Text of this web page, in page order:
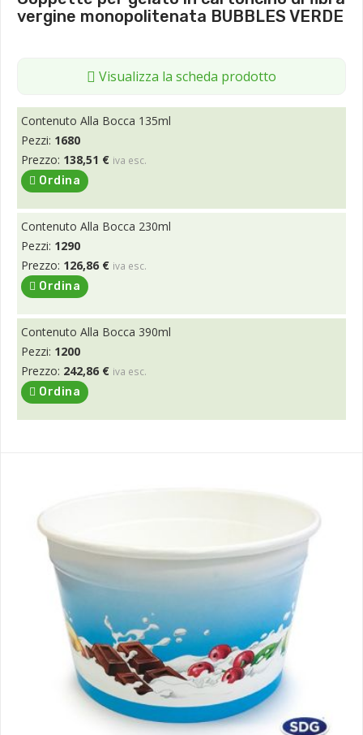
vergine monopolitenata BUBBLES VERDE
Visualizza la scheda prodotto
Contenuto Alla Bocca 135ml
Pezzi: 1680
Prezzo: 138,51 € iva esc.
Ordina
Contenuto Alla Bocca 230ml
Pezzi: 1290
Prezzo: 126,86 € iva esc.
Ordina
Contenuto Alla Bocca 390ml
Pezzi: 1200
Prezzo: 242,86 € iva esc.
Ordina